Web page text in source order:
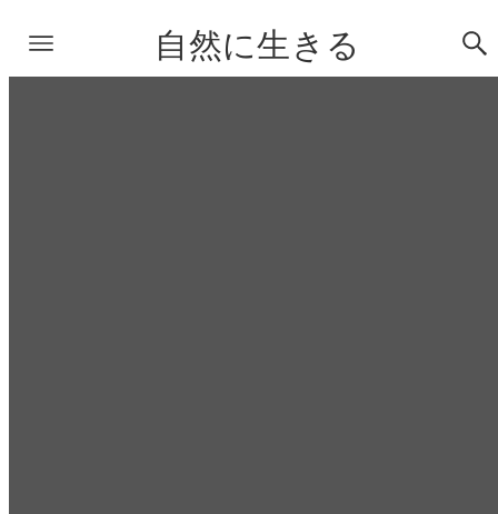
自然に生きる